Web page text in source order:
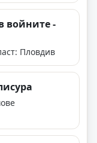
войните -
Пловдив